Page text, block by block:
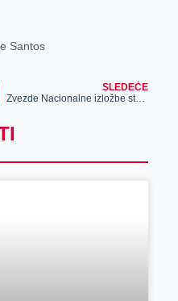
Santos
SLEDEĆE
Zvezde Nacionalne izložbe stoke bikovi Miško i Veliša, kao i ovan Žak